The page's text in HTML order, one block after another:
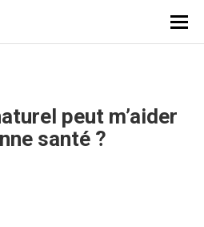
peut m’aider
santé ?